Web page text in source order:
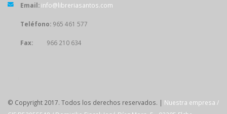
Email: info@libreriasantos.com
Teléfono: 965 461 577
Fax: 966 210 634
© Copyright 2017. Todos los derechos reservados. | Nuestra empresa /